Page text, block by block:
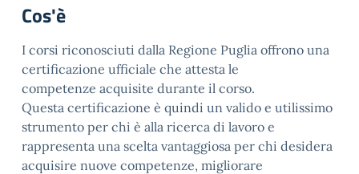
Cos'è
I corsi riconosciuti dalla Regione Puglia offrono una
certificazione ufficiale che attesta le
competenze acquisite durante il corso.
Questa certificazione è quindi un valido e utilissimo
strumento per chi è alla ricerca di lavoro e
rappresenta una scelta vantaggiosa per chi desidera
acquisire nuove competenze, migliorare